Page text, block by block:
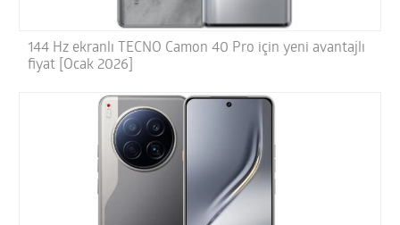
144 Hz ekranlı TECNO Camon 40 Pro için yeni avantajlı
fiyat [Ocak 2026]